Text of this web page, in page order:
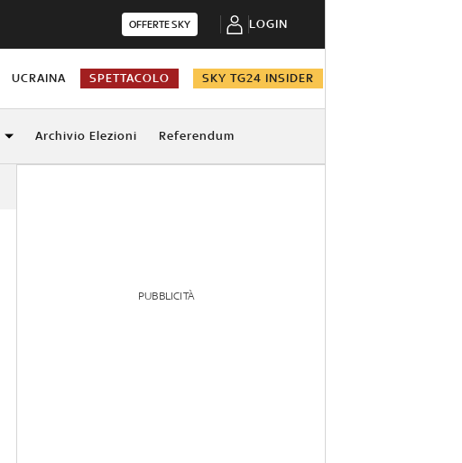
OFFERTE SKY LOGIN
UCRAINA SPETTACOLO SKY TG24 INSIDER
Archivio Elezioni Referendum
PUBBLICITÀ